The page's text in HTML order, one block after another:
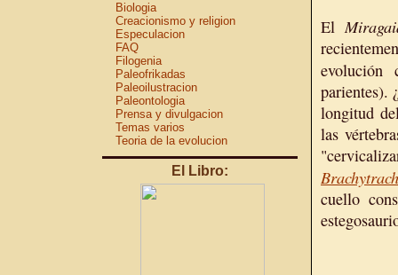
Biologia
Creacionismo y religion
Especulacion
FAQ
Filogenia
Paleofrikadas
Paleoilustracion
Paleontologia
Prensa y divulgacion
Temas varios
Teoria de la evolucion
El Libro:
El
evolución
parientes).
longitud
las
cuello